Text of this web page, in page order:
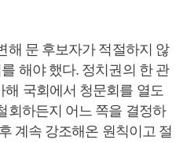
해 문 후보자가 적절하지 않
해야 했다. 정치권의 한 관
해 국회에서 청문회를 열도
회하든지 어느 쪽을 결정하
계속 강조해온 원칙이고 절